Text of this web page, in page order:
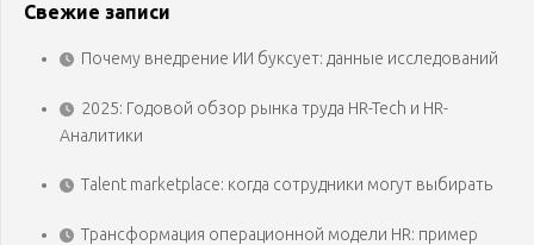
Свежие записи
Почему внедрение ИИ буксует: данные исследований
2025: Годовой обзор рынка труда HR-Tech и HR-
Аналитики
Talent marketplace: когда сотрудники могут выбирать
Трансформация операционной модели HR: пример